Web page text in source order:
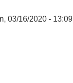
03/16/2020 - 13:09